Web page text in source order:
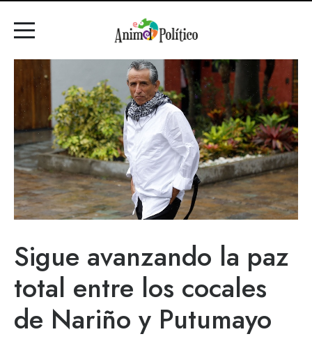
Sigue avanzando la paz
total entre los cocales
de Nariño y Putumayo